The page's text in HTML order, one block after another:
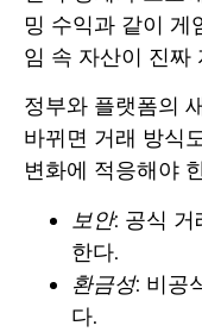
밍 수익과 같이 게
임 속 자산이 진짜
정부와 플랫폼의
바뀌면 거래 방식
변화에 적응해야
보안: 공식 거
한다.
환금성: 비공
다.